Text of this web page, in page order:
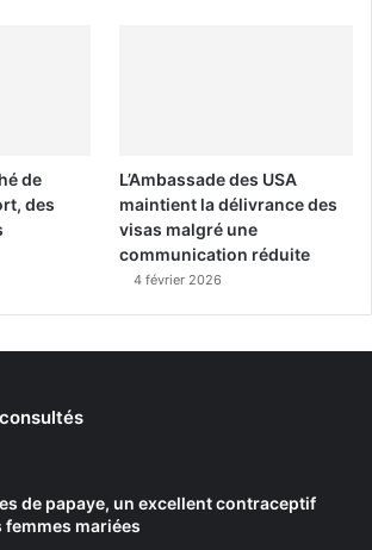
de
des
L’Ambassade des USA
maintient la délivrance des
visas malgré une
communication réduite
4 février 2026
de papaye, un excellent contraceptif
mariées